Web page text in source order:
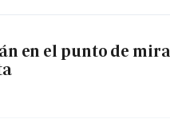
en el punto de mira